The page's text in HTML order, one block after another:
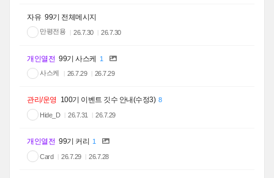
자유 99기 전체메시지
만평전용 26.7.30 26.7.30
개인열전 99기 사스케 1
사스케
26.7.29 26.7.29
관리/운영 100기 이벤트 깃수 안내(수정3) 8
Hide_D 26.7.31 26.7.29
개인열전 99기 커리 1
Card 26.7.29 26.7.28